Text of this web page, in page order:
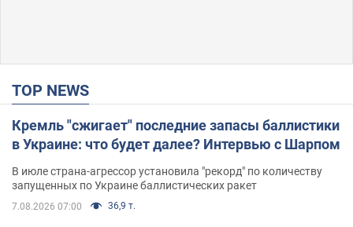
TOP NEWS
Кремль "сжигает" последние запасы баллистики
в Украине: что будет далее? Интервью с Шарпом
В июле страна-агрессор установила "рекорд" по количеству
запущенных по Украине баллистических ракет
7.08.2026 07:00 36,9 т.